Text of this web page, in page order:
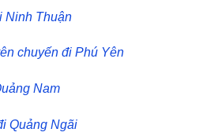
Ninh Thuận
chuyến đi Phú Yên
Nam
Quảng Ngãi